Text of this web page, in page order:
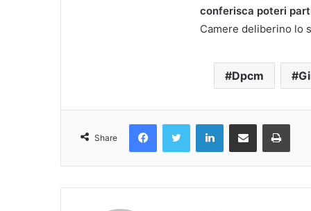
conferisca poteri
Camere deliberino lo
Dpcm
Share